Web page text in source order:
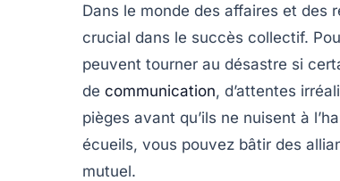
Dans le monde des affaires et des
crucial dans le succès collectif.
peuvent tourner au désastre si
de communication, d’attentes
pièges avant qu’ils ne nuisent à
écueils, vous pouvez bâtir des
mutuel.